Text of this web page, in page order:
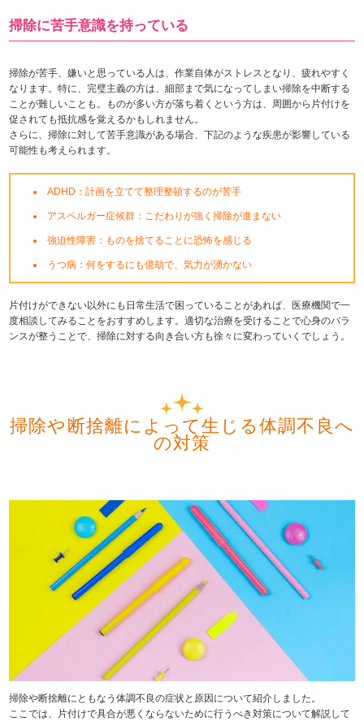
掃除に苦手意識を持っている
掃除が苦手、嫌いと思っている人は、作業自体がストレスとなり、疲れやすく
なります。特に、完璧主義の方は、細部まで気になってしまい掃除を中断する
ことが難しいことも。ものが多い方が落ち着くという方は、周囲から片付けを
促されても抵抗感を覚えるかもしれません。
さらに、掃除に対して苦手意識がある場合、下記のような疾患が影響している
可能性も考えられます。
ADHD：計画を立てて整理整頓するのが苦手
アスペルガー症候群：こだわりが強く掃除が進まない
強迫性障害：ものを捨てることに恐怖を感じる
うつ病：何をするにも億劫で、気力が湧かない
片付けができない以外にも日常生活で困っていることがあれば、医療機関で一
度相談してみることをおすすめします。適切な治療を受けることで心身のバラ
ンスが整うことで、掃除に対する向き合い方も徐々に変わっていくでしょう。
掃除や断捨離によって生じる体調不良へ
の対策
掃除や断捨離にともなう体調不良の症状と原因について紹介しました。
ここでは、片付けで具合が悪くならないために行うべき対策について解説して